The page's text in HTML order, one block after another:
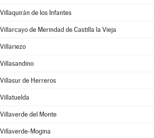
Villaquirán de los Infantes
Villarcayo de Merindad de Castilla la Vieja
Villariezo
Villasandino
Villasur de Herreros
Villatuelda
Villaverde del Monte
Villaverde-Mogina